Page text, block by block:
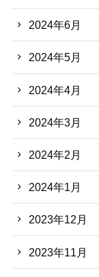
2024年6月
2024年5月
2024年4月
2024年3月
2024年2月
2024年1月
2023年12月
2023年11月